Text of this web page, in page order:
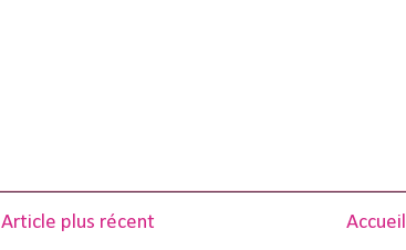
Article plus récent Accueil